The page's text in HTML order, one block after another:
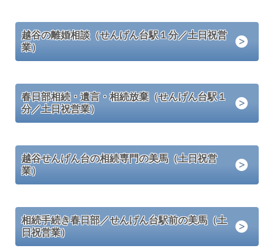
越谷の離婚相談（せんげん台駅１分／土日祝営
業）
春日部相続・遺言・相続放棄（せんげん台駅１
分／土日祝営業）
越谷せんげん台の相続専門の美馬（土日祝営
業）
相続手続き春日部／せんげん台駅前の美馬（土
日祝営業）